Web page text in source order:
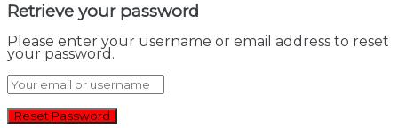
Retrieve your password
Please enter your username or email address to reset
your password.